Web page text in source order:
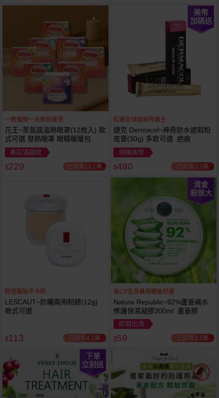
一敷缓解一天眼部疲劳
花王~蒸氣感溫熱眼罩(12枚入) 款
式可選 發熱眼罩 眼睛暖暖包
專區滿額贈
$229 已銷售13.1萬
美幣
加碼送
紅遍全球遮瑕界霸主
捷克 Dermacol~神奇防水遮瑕粉
底膏(30g) 多款可選 疤痕
現賺美幣
$480 已銷售3.3萬
輕透服貼不卡粉
LESCAUT~防曬兩用粉餅(12g)
款式可選
$113 已銷售4.2萬
清倉
殺很大
高CP全身萬用曬後舒緩
Nature Republic~92%蘆薈補水
修護保濕凝膠300ml 蘆薈膠
即期出清
$59 已銷售9.5萬
下單
立刻送